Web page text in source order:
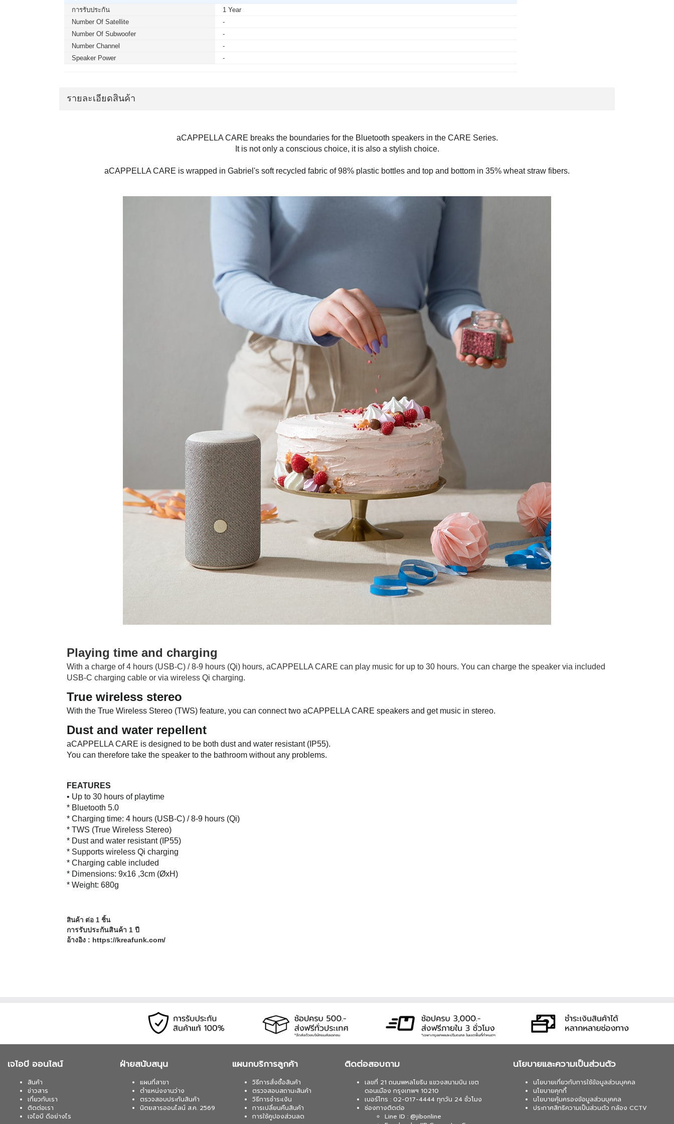
การรับประกัน
1 Year
Number Of Satellite
-
Number Of Subwoofer
-
Number Channel
-
Speaker Power
-
รายละเอียดสินค้า
aCAPPELLA CARE breaks the boundaries for the Bluetooth speakers in the CARE Series.
It is not only a conscious choice, it is also a stylish choice.
aCAPPELLA CARE is wrapped in Gabriel's soft recycled fabric of 98% plastic bottles and top and bottom in 35% wheat straw fibers.
Playing time and charging
With a charge of 4 hours (USB-C) / 8-9 hours (Qi) hours, aCAPPELLA CARE can play music for up to 30 hours. You can charge the speaker via included
USB-C charging cable or via wireless Qi charging.
True wireless stereo
With the True Wireless Stereo (TWS) feature, you can connect two aCAPPELLA CARE speakers and get music in stereo.
Dust and water repellent
aCAPPELLA CARE is designed to be both dust and water resistant (IP55).
You can therefore take the speaker to the bathroom without any problems.
FEATURES
• Up to 30 hours of playtime
* Bluetooth 5.0
* Charging time: 4 hours (USB-C) / 8-9 hours (Qi)
* TWS (True Wireless Stereo)
* Dust and water resistant (IP55)
* Supports wireless Qi charging
* Charging cable included
* Dimensions: 9x16 ,3cm (ØxH)
* Weight: 680g
สินค้า ต่อ 1 ชิ้น
การรับประกันสินค้า 1 ปี
อ้างอิง : https://kreafunk.com/
เจไอบี ออนไลน์
สินค้า
ข่าวสาร
เกี่ยวกับเรา
ติดต่อเรา
เจไอบี ดีอย่างไร
ฝ่ายสนับสนุน
แผนที่สาขา
ตำแหน่งงานว่าง
ตรวจสอบประกันสินค้า
นิตยสารออนไลน์ ส.ค. 2569
แผนกบริการลูกค้า
วิธีการสั่งซื้อสินค้า
ตรวจสอบสถานะสินค้า
วิธีการชำระเงิน
การเปลี่ยนคืนสินค้า
การใช้คูปองส่วนลด
ติดต่อสอบถาม
เลขที่ 21 ถนนพหลโยธิน แขวงสนามบิน เขต
ดอนเมือง กรุงเทพฯ 10210
เบอร์โทร : 02-017-4444 ทุกวัน 24 ชั่วโมง
ช่องทางติดต่อ
Line ID : @jibonline
นโยบายและความเป็นส่วนตัว
นโยบายเกี่ยวกับการใช้ข้อมูลส่วนบุคคล
นโยบายคุกกี้
นโยบายคุ้มครองข้อมูลส่วนบุคคล
ประกาศสิทธิความเป็นส่วนตัว กล้อง CCTV